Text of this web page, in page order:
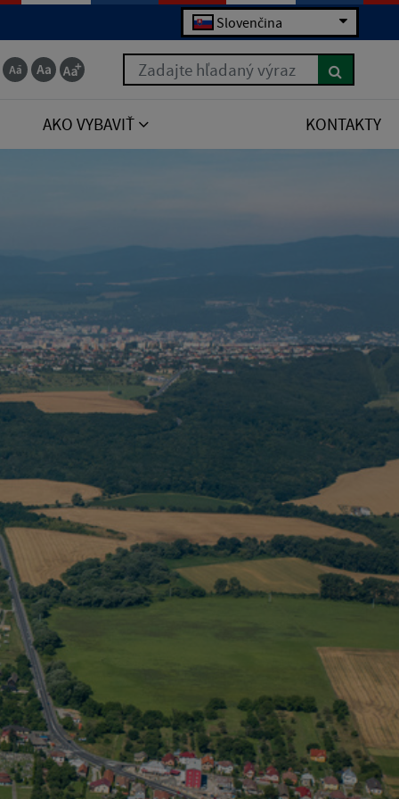
Slovenčina
Zadajte hľadaný výraz
AKO VYBAVIŤ KONTAKTY